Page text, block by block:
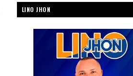
LINO JHON